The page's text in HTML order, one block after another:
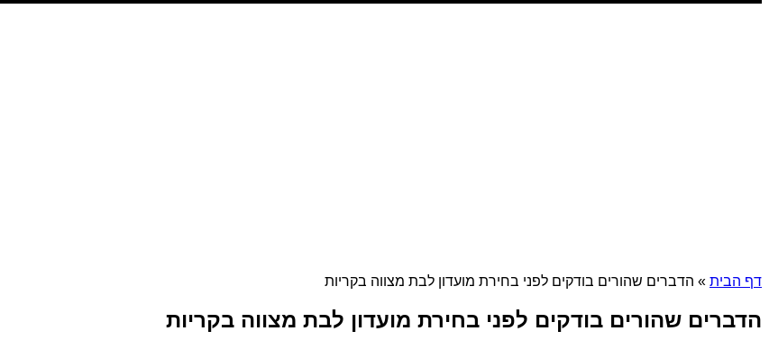
דף הבית » הדברים שהורים בודקים לפני בחירת מועדון לבת מצווה בקריות
הדברים שהורים בודקים לפני בחירת מועדון לבת מצווה בקריות